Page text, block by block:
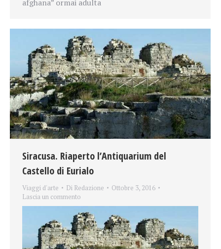
afghana” ormai adulta
Siracusa. Riaperto l’Antiquarium del
Castello di Eurialo
Viaggi d'arte Di Redazione
Ottobre 3, 2016
Lascia un commento